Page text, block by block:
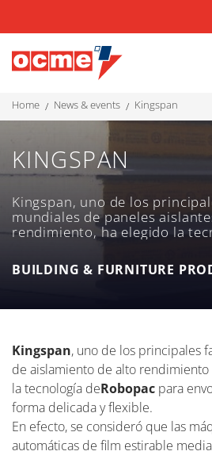
home news & events kingspan
KINGSPAN
Kingspan, uno de los
mundiales de paneles
rendimiento, ha elegido la
flexible.
BUILDING & FURNITURE
Kingspan, uno de los principales
de aislamiento de alto
la tecnología deRobopac para
forma delicada y flexible.
En efecto, se consideró que las
automáticas de film estirable